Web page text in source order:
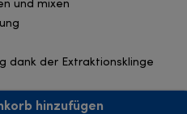
und mixen
dank der Extraktionsklinge
hinzufügen